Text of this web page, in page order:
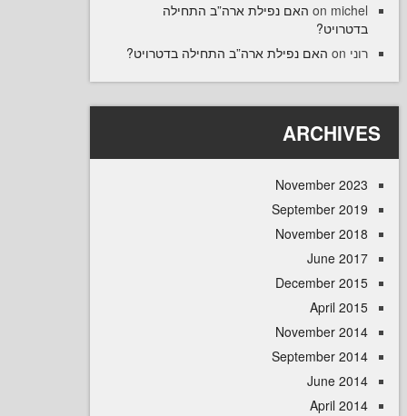
האם נפילת ארה”ב התחילה
האם נפילת ארה”ב התחילה בדטרויט?
November
September
November
June
December
April
November
September
June
April